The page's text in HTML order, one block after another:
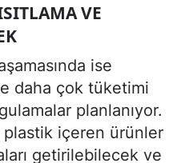
VE
ise
daha çok tüketimi
planlanıyor.
plastik içeren ürünler
getirilebilecek ve